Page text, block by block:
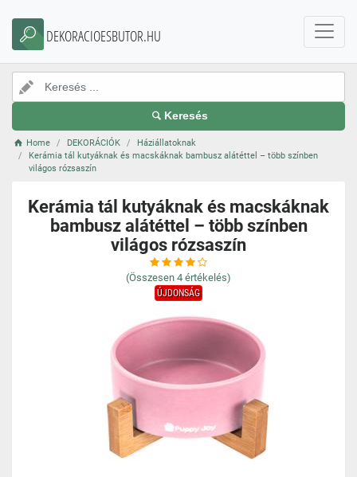
DEKORACIOESBUTOR.HU
Keresés
Home DEKORÁCIÓK
Háziállatoknak
Kerámia tál kutyáknak és macskáknak bambusz alátéttel – több színben
világos rózsaszín
Kerámia tál kutyáknak és macskáknak
bambusz alátéttel – több színben
világos rózsaszín
(Összesen 4 értékelés)
ÚJDONSÁG